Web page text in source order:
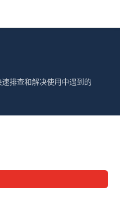
排查和解决使用中遇到的